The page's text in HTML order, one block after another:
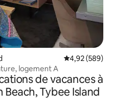
Évaluation
4,92 (589)
Paix et nature, logement A
de vacances à
Tybee Island